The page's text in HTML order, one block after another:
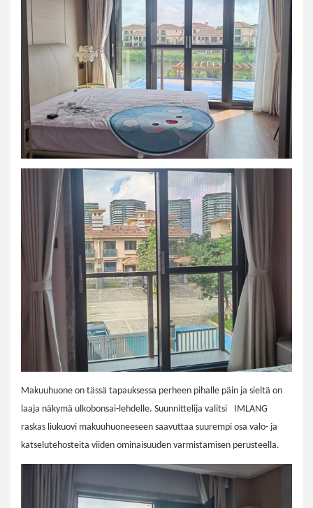
Makuuhuone on tässä tapauksessa perheen pihalle päin ja sieltä on
laaja näkymä ulkobonsai-lehdelle. Suunnittelija valitsi
IMLANG
raskas liukuovi makuuhuoneeseen saavuttaa suurempi osa valo- ja
katselutehosteita viiden ominaisuuden varmistamisen perusteella.